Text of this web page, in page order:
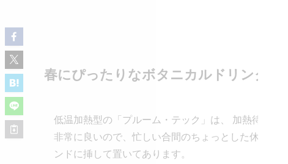
春にぴったりなボタニカルドリンク風
低温加熱型の「プルーム・テック」は、 加熱待ち時
非常に良いので、忙しい合間のちょっとした休憩“
ンドに挿して置いてあります。